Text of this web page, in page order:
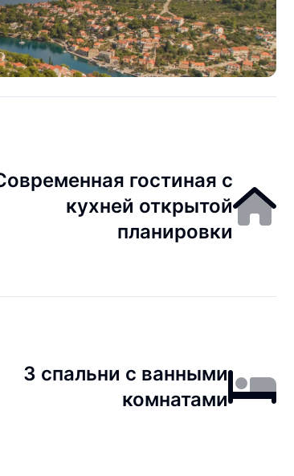
гостиная с
кухней открытой
планировки
3 спальни с ванными
комнатами